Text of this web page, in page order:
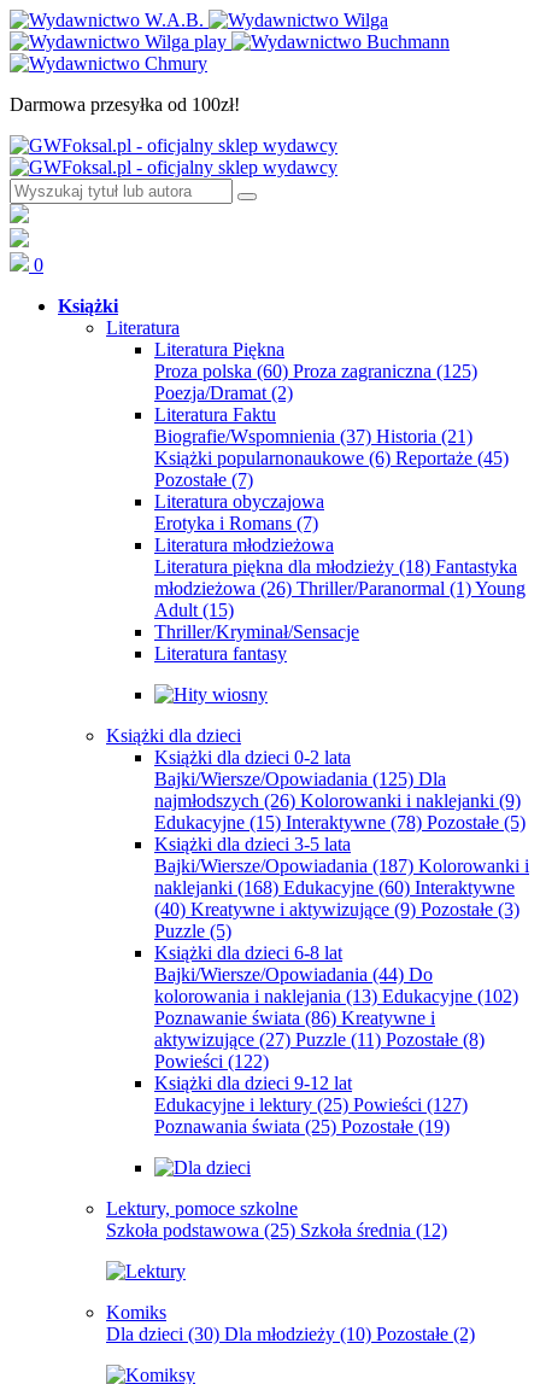
Darmowa przesyłka od 100zł!
0
Książki
Literatura
Literatura Piękna
Proza polska (60) Proza zagraniczna (125)
Poezja/Dramat (2)
Literatura Faktu
Biografie/Wspomnienia (37) Historia (21)
Książki popularnonaukowe (6) Reportaże (45)
Pozostałe (7)
Literatura obyczajowa
Erotyka i Romans (7)
Literatura młodzieżowa
Literatura piękna dla młodzieży (18) Fantastyka
młodzieżowa (26) Thriller/Paranormal (1)Young
Adult (15)
Thriller/Kryminał/Sensacje
Literatura fantasy
Książki dla dzieci
Książki dla dzieci 0-2 lata
Bajki/Wiersze/Opowiadania (125) Dla
najmłodszych (26) Kolorowanki i naklejanki (9)
Edukacyjne (15) Interaktywne (78) Pozostałe (5)
Książki dla dzieci 3-5 lata
Bajki/Wiersze/Opowiadania (187) Kolorowanki i
naklejanki (168) Edukacyjne (60) Interaktywne
(40) Kreatywne i aktywizujące (9) Pozostałe (3)
Puzzle (5)
Książki dla dzieci 6-8 lat
Bajki/Wiersze/Opowiadania (44) Do
kolorowania i naklejania (13) Edukacyjne (102)
Poznawanie świata (86) Kreatywne i
aktywizujące (27) Puzzle (11) Pozostałe (8)
Powieści (122)
Książki dla dzieci 9-12 lat
Edukacyjne i lektury (25) Powieści (127)
Poznawania świata (25) Pozostałe (19)
Lektury, pomoce szkolne
Szkoła podstawowa (25) Szkoła średnia (12)
Komiks
Dla dzieci (30) Dla młodzieży (10) Pozostałe (2)